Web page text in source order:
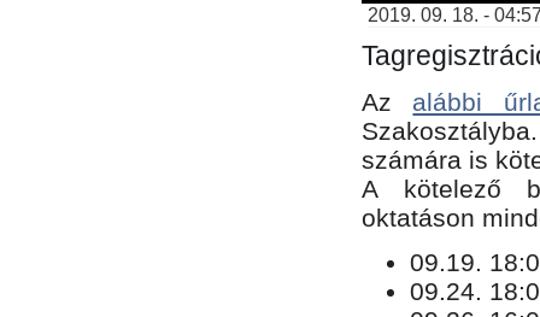
2019. 09. 18. -
Az alábbi
számára is
​A kötelező
oktatáson
09.19.
09.24.